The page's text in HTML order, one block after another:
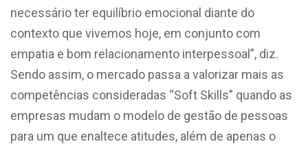
necessário ter equilíbrio emocional diante do
contexto que vivemos hoje, em conjunto com
empatia e bom relacionamento interpessoal”, diz.
Sendo assim, o mercado passa a valorizar mais as
competências consideradas “Soft Skills” quando as
empresas mudam o modelo de gestão de pessoas
para um que enaltece atitudes, além de apenas o